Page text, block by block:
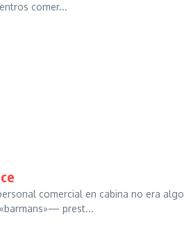
comer...
comercial en cabina no era
prest...